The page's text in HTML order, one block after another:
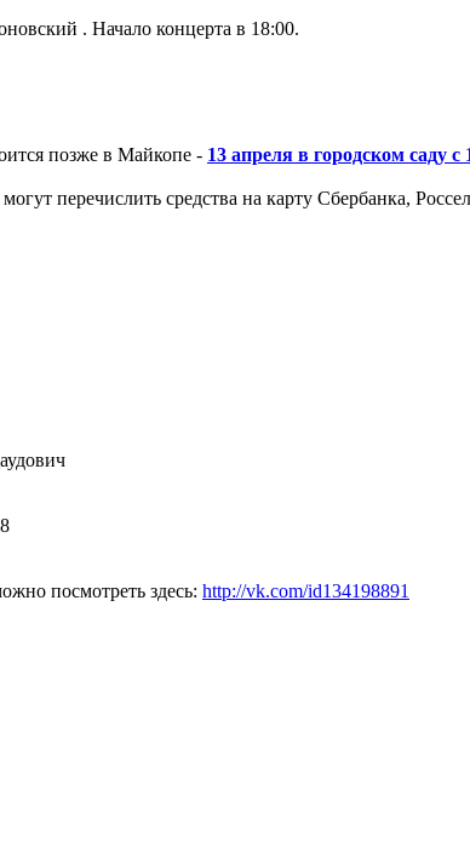
. Начало концерта в 18:00.
позже в Майкопе - 13 апреля в городском саду с
перечислить средства на карту Сбербанка,
посмотреть здесь: http://vk.com/id134198891